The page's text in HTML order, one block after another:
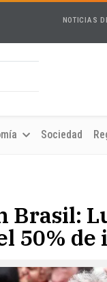
NOTICIAS
Sociedad
Brasil:
50%